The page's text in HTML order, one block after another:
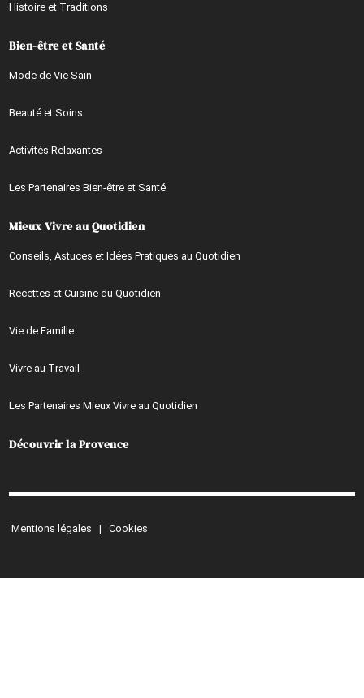
Histoire et Traditions
Bien-être et Santé
Mode de Vie Sain
Beauté et Soins
Activités Relaxantes
Les Partenaires Bien-être et Santé
Mieux Vivre au Quotidien
Conseils, Astuces et Idées Pratiques au Quotidien
Recettes et Cuisine du Quotidien
Vie de Famille
Vivre au Travail
Les Partenaires Mieux Vivre au Quotidien
Découvrir la Provence
Mentions légales|Cookies